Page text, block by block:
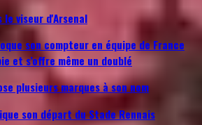
le viseur d'Arsenal
son compteur en équipe de France
et s’offre même un doublé
plusieurs marques à son nom
son départ du Stade Rennais